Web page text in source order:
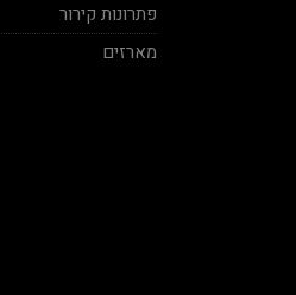
פתרונות קירור
מארזים